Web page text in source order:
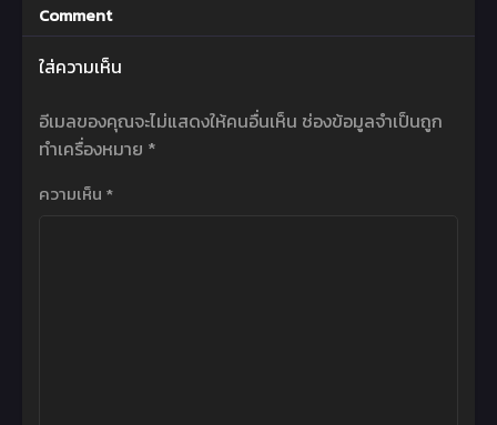
Comment
ใส่ความเห็น
อีเมลของคุณจะไม่แสดงให้คนอื่นเห็น ช่องข้อมูลจำเป็นถูก
ทำเครื่องหมาย *
ความเห็น *